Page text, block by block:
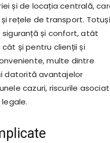
și de locația centrală,
rețele de transport.
siguranță și confort, atât
și pentru clienții și
multe dintre
datorită avantajelor
cazuri, riscurile